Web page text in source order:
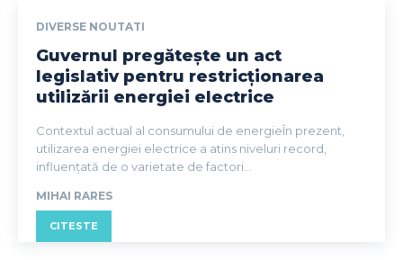
DIVERSE NOUTATI
Guvernul pregătește un act
legislativ pentru restricționarea
utilizării energiei electrice
Contextul actual al consumului de energieÎn prezent,
utilizarea energiei electrice a atins niveluri record,
influențată de o varietate de factori...
MIHAI RARES
CITESTE